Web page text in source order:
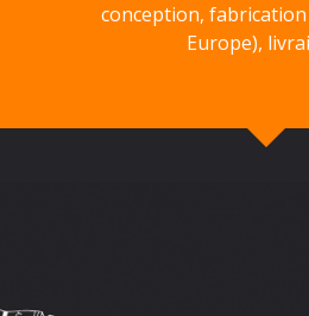
conception, fabrication
Europe),